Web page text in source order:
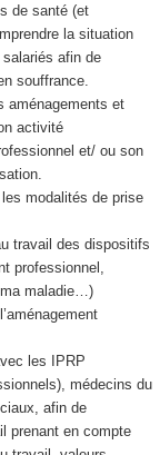
de santé (et
la situation
afin de
souffrance.
aménagements et
activité
et/ ou son
modalités de prise
travail des dispositifs
professionnel,
maladie…)
les IPRP
médecins du
afin de
prenant en compte